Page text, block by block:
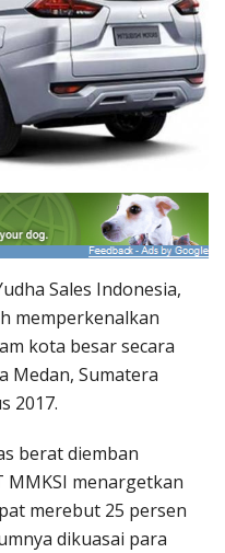
Sales Indonesia,
memperkenalkan
kota besar secara
Medan, Sumatera
2017.
berat diemban
MMKSI menargetkan
merebut 25 persen
dikuasai para